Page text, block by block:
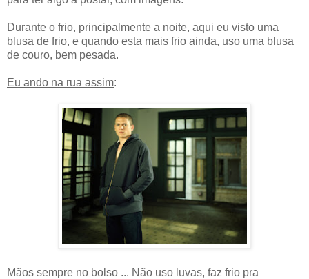
Durante o frio, principalmente a noite, aqui eu visto uma
blusa de frio, e quando esta mais frio ainda, uso uma blusa
de couro, bem pesada.
Eu ando na rua assim:
Mãos sempre no bolso ... Não uso luvas, faz frio pra